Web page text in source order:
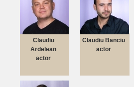
Claudiu
Ardelean
actor
Claudiu Banciu
actor